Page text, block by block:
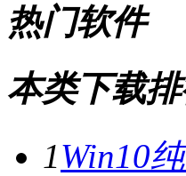
热门软件
本类下载
1Win10